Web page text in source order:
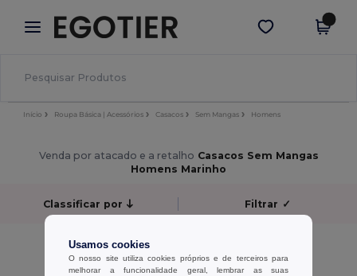
× App Egotier
Melhores preços na app!
Obter app
Início Roupa Básica | Acessórios Casacos Sem Mangas Homens
Venda por atacado e a retalho Casacos Sem Mangas
Homens Marinho
Classificar por Filtrar ✓
Sem resultados.
Sem resultados.
Usamos cookies
O nosso site utiliza cookies próprios e de terceiros para
melhorar a funcionalidade geral, lembrar as suas